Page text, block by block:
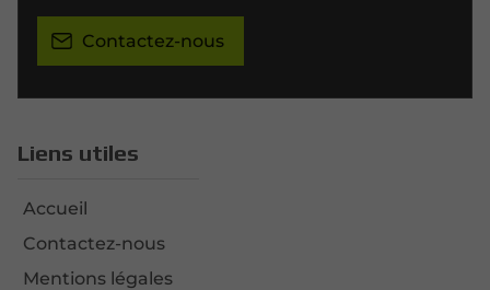
Contactez-nous
Liens utiles
Accueil
Contactez-nous
Mentions légales